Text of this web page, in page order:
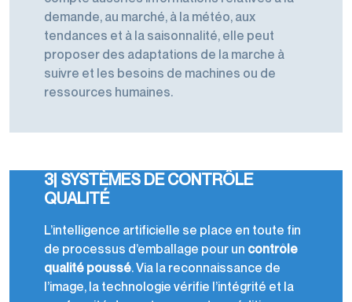
demande, au marché, à la météo, aux
tendances et à la saisonnalité, elle peut
proposer des adaptations de la marche à
suivre et les besoins de machines ou de
ressources humaines.
3| SYSTÈMES DE CONTRÔLE
QUALITÉ
L’intelligence artificielle se place en toute fin
de processus d’emballage pour un contrôle
qualité poussé. Via la reconnaissance de
l’image, la technologie vérifie l’intégrité et la